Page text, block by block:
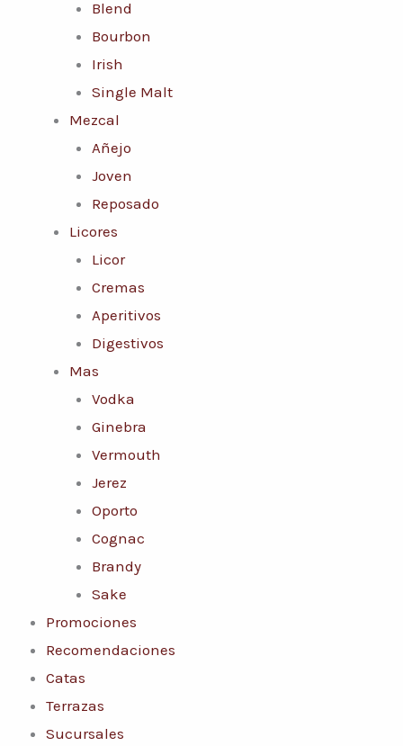
Blend
Bourbon
Irish
Single Malt
Mezcal
Añejo
Joven
Reposado
Licores
Licor
Cremas
Aperitivos
Digestivos
Mas
Vodka
Ginebra
Vermouth
Jerez
Oporto
Cognac
Brandy
Sake
Promociones
Recomendaciones
Catas
Terrazas
Sucursales